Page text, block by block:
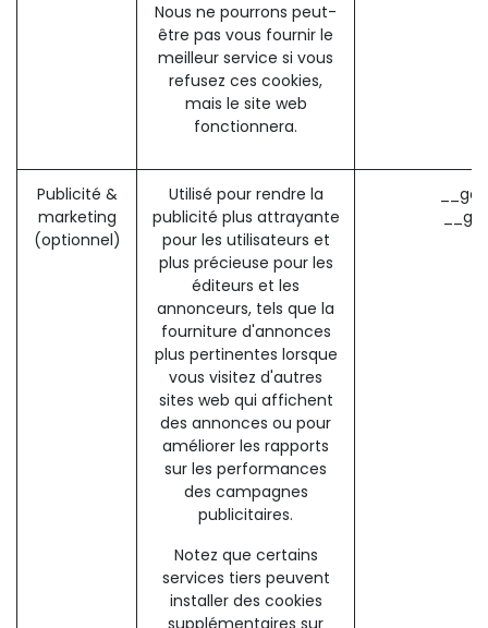
Nous ne pourrons peut-
être pas vous fournir le
meilleur service si vous
refusez ces cookies,
mais le site web
fonctionnera.
Publicité &
marketing
(optionnel)
Utilisé pour rendre la
publicité plus attrayante
pour les utilisateurs et
plus précieuse pour les
éditeurs et les
annonceurs, tels que la
fourniture d'annonces
plus pertinentes lorsque
vous visitez d'autres
sites web qui affichent
des annonces ou pour
améliorer les rapports
sur les performances
des campagnes
publicitaires.
Notez que certains
services tiers peuvent
installer des cookies
supplémentaires sur